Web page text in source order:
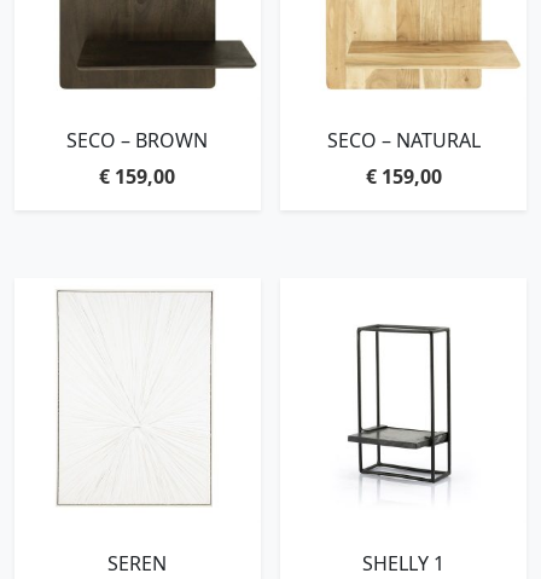
SECO – BROWN
€ 159,00
SECO – NATURAL
€159,00
SEREN
SHELLY 1